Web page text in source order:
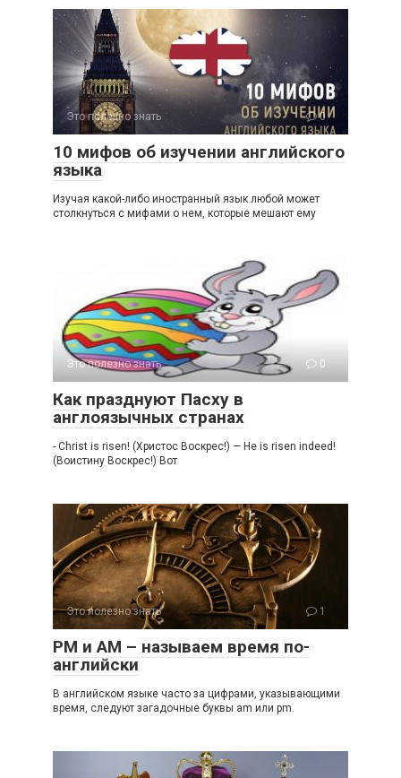
Это полезно знать 0
10 мифов об изучении английского
языка
Изучая какой-либо иностранный язык любой может
столкнуться с мифами о нем, которые мешают ему
Это полезно знать 0
Как празднуют Пасху в
англоязычных странах
- Christ is risen! (Христос Воскрес!) — He is risen indeed!
(Воистину Воскрес!) Вот
Это полезно знать 1
PM и AM – называем время по-
английски
В английском языке часто за цифрами, указывающими
время, следуют загадочные буквы am или pm.